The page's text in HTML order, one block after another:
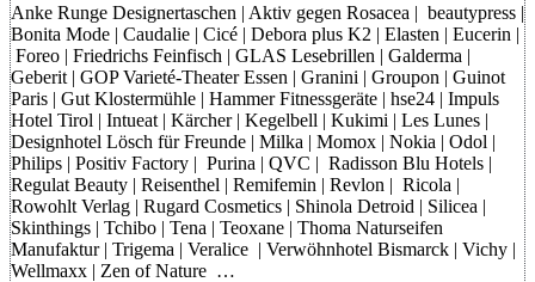
Anke Runge Designertaschen | Aktiv gegen Rosacea | beautypress |
Bonita Mode | Caudalie | Cicé | Debora plus K2 | Elasten | Eucerin |
Foreo | Friedrichs Feinfisch | GLAS Lesebrillen | Galderma |
Geberit | GOP Varieté-Theater Essen | Granini | Groupon | Guinot
Paris | Gut Klostermühle | Hammer Fitnessgeräte | hse24 | Impuls
Hotel Tirol | Intueat | Kärcher | Kegelbell | Kukimi | Les Lunes |
Designhotel Lösch für Freunde | Milka | Momox | Nokia | Odol |
Philips | Positiv Factory | Purina | QVC | Radisson Blu Hotels |
Regulat Beauty | Reisenthel | Remifemin | Revlon | Ricola |
Rowohlt Verlag | Rugard Cosmetics | Shinola Detroid | Silicea |
Skinthings | Tchibo | Tena | Teoxane | Thoma Naturseifen
Manufaktur | Trigema | Veralice | Verwöhnhotel Bismarck | Vichy |
Wellmaxx | Zen of Nature …